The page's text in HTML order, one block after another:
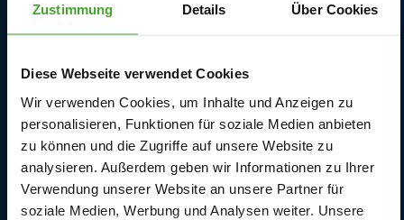
Zustimmung Details Über Cookies
Diese Webseite verwendet Cookies
Wir verwenden Cookies, um Inhalte und Anzeigen zu
personalisieren, Funktionen für soziale Medien anbieten
zu können und die Zugriffe auf unsere Website zu
analysieren. Außerdem geben wir Informationen zu Ihrer
Verwendung unserer Website an unsere Partner für
soziale Medien, Werbung und Analysen weiter. Unsere
Kontaktieren Sie uns
Vertragswiderruf